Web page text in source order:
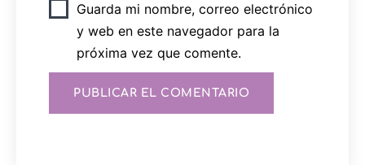
Guarda mi nombre, correo electrónico
y web en este navegador para la
próxima vez que comente.